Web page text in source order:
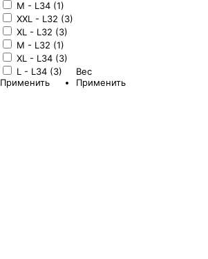
M - L34 (1)
XXL - L32 (3)
XL - L32 (3)
M - L32 (1)
XL - L34 (3)
L - L34 (3)
Применить
Вес
Применить